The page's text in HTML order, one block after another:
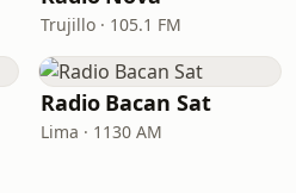
Trujillo · 105.1 FM
Radio Bacan Sat
Lima · 1130 AM